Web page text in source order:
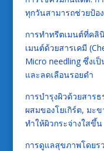
ทุกวันสามารถช่วยป้อ
การทำทรีตเมนต์ที่คลิ
เมนต์ด้วยสารเคมี
Micro needling ซึ่งเ
และลดเลือนรอยดำ
การบำรุงผิวด้วยสาร
ผสมของโยเกิร์ต, มะ
ทำให้ผิวกระจ่างใสขึ้น
การดูแลสุขภาพโดยร